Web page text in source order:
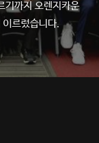
기까지 오렌지카운
이르렀습니다.